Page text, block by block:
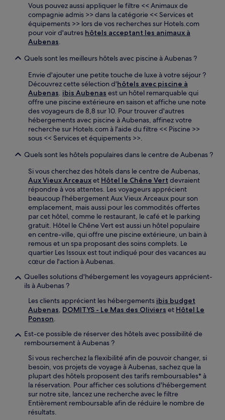
Vous pouvez aussi appliquer le filtre << Animaux de
compagnie admis >> dans la catégorie << Services et
équipements >> lors de vos recherches sur Hotels.com
pour voir d'autres hôtels acceptant les animaux à
Aubenas.
Quels sont les meilleurs hôtels avec piscine à Aubenas ?
Envie d'ajouter une petite touche de luxe à votre séjour ?
Découvrez cette sélection d'hôtels avec piscine à
Aubenas. ibis Aubenas est un hôtel remarquable qui
offre une piscine extérieure en saison et affiche une note
des voyageurs de 8,8 sur 10. Pour trouver d'autres
hébergements avec piscine à Aubenas, affinez votre
recherche sur Hotels.com à l'aide du filtre << Piscine >>
sous << Services et équipements >>.
Quels sont les hôtels populaires dans le centre de Aubenas ?
Si vous cherchez des hôtels dans le centre de Aubenas,
Aux Vieux Arceauxet Hôtel le Chêne Vert devraient
répondre à vos attentes. Les voyageurs apprécient
beaucoup l'hébergement Aux Vieux Arceaux pour son
emplacement, mais aussi pour les commodités offertes
par cet hôtel, comme le restaurant, le café et le parking
gratuit. Hôtel le Chêne Vert est aussi un hôtel populaire
en centre-ville, qui offre une piscine extérieure, un bain à
remous et un spa proposant des soins complets. Le
quartier Les Issoux est tout indiqué pour des vacances au
cœur de l'action à Aubenas.
Quelles solutions d'hébergement les voyageurs apprécient-
ils à Aubenas ?
Les clients apprécient les hébergements ibis budget
Aubenas, DOMITYS - Le Mas des Oliviers et Hôtel Le
Ponson.
Est-ce possible de réserver des hôtels avec possibilité de
remboursement à Aubenas ?
Si vous recherchez la flexibilité afin de pouvoir changer, si
besoin, vos projets de voyage à Aubenas, sachez que la
plupart des hôtels proposent des tarifs remboursables* à
la réservation. Pour afficher ces solutions d'hébergement
sur notre site, lancez une recherche avec le filtre
Entièrement remboursable afin de réduire le nombre de
résultats.